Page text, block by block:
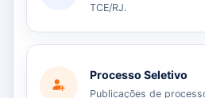
TCE/RJ.
Processo Seletivo
Publicações de